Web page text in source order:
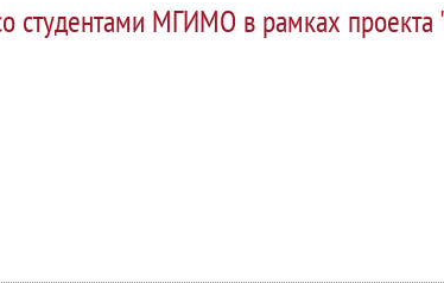
студентами МГИМО в рамках